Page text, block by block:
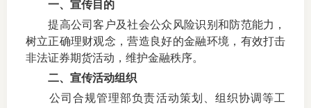
新手指
业务指
一、宣传目的
提高公司客户及社会公众风险识别和防范能力，
树立正确理财观念，营造良好的金融环境，有效打击
非法证券期货活动，维护金融秩序。
二、宣传活动组织
公司合规管理部负责活动策划、组织协调等工